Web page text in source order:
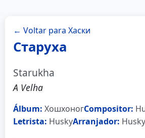
← Voltar para Хаски
Старуха
Starukha
A Velha
Álbum: ХошхоногCompositor:
Letrista: HuskyArranjador: Husky